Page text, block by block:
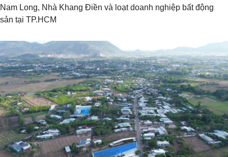
Nam Long, Nhà Khang Điền và loạt doanh nghiệp bất động
sản tại TP.HCM